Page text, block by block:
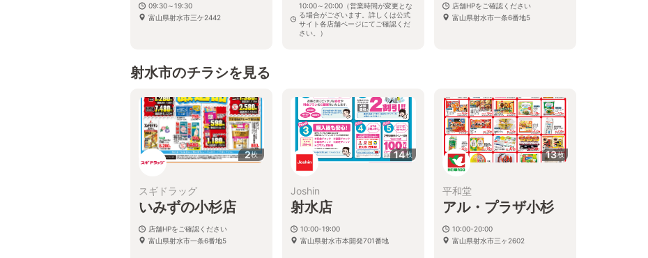
09:30～19:30
富山県射水市三ケ2442
10:00～20:00（営業時間が変更とな
る場合がございます。詳しくは公式
サイト各店舗ページにてご確認くだ
さい。）
店舗HPをご確認ください
富山県射水市一条6番地5
射水市のチラシを見る
2枚
スギドラッグ
いみずの小杉店
店舗HPをご確認ください
富山県射水市一条6番地5
14枚
Joshin
射水店
10:00-19:00
富山県射水市本開発701番地
13枚
平和堂
アル・プラザ小杉
10:00-20:00
富山県射水市三ヶ2602